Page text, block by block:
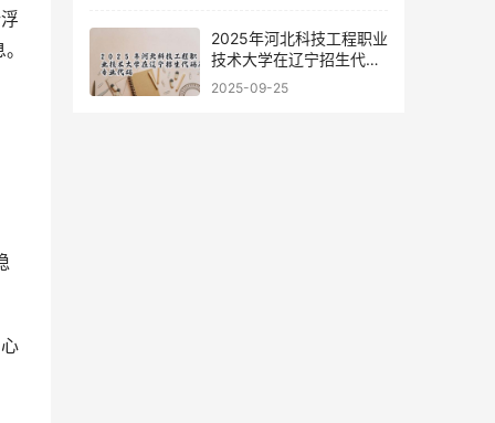
2025年河北科技工程职业
技术大学在辽宁招生代码
及专业代码
2025-09-25